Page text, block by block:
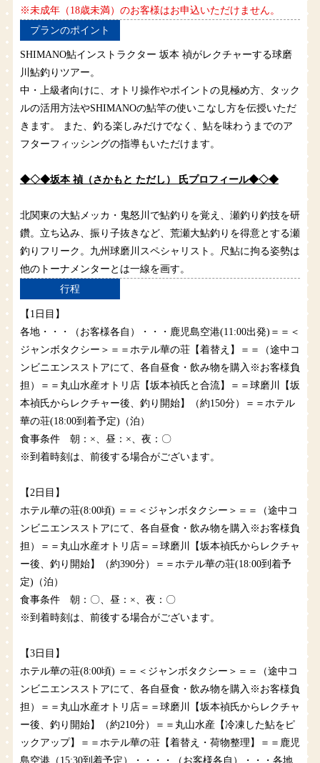
※未成年（18歳未満）のお客様はお申込いただけません。
プランのポイント
SHIMANO鮎インストラクター 坂本 禎がレクチャーする球磨
川鮎釣りツアー。
中・上級者向けに、オトリ操作やポイントの見極め方、タック
ルの活用方法やSHIMANOの鮎竿の使いこなし方を伝授いただ
きます。 また、釣る楽しみだけでなく、鮎を味わうまでのア
フターフィッシングの指導もいただけます。
◆◇◆坂本 禎（さかもと ただし） 氏プロフィール◆◇◆
北関東の大鮎メッカ・鬼怒川で鮎釣りを覚え、瀬釣り釣技を研
鑽。立ち込み、振り子抜きなど、荒瀬大鮎釣りを得意とする瀬
釣りフリーク。九州球磨川スペシャリスト。尺鮎に拘る姿勢は
他のトーナメンターとは一線を画す。
行程
【1日目】
各地・・・（お客様各自）・・・鹿児島空港(11:00出発)＝＝＜
ジャンボタクシー＞＝＝ホテル華の荘【着替え】＝＝（途中コ
ンビニエンスストアにて、各自昼食・飲み物を購入※お客様負
担）＝＝丸山水産オトリ店【坂本禎氏と合流】＝＝球磨川【坂
本禎氏からレクチャー後、釣り開始】（約150分）＝＝ホテル
華の荘(18:00到着予定)（泊）
食事条件 朝：×、昼：×、夜：〇
※到着時刻は、前後する場合がございます。
【2日目】
ホテル華の荘(8:00頃) ＝＝＜ジャンボタクシー＞＝＝（途中コ
ンビニエンスストアにて、各自昼食・飲み物を購入※お客様負
担）＝＝丸山水産オトリ店＝＝球磨川【坂本禎氏からレクチャ
ー後、釣り開始】（約390分）＝＝ホテル華の荘(18:00到着予
定)（泊）
食事条件 朝：〇、昼：×、夜：〇
※到着時刻は、前後する場合がございます。
【3日目】
ホテル華の荘(8:00頃) ＝＝＜ジャンボタクシー＞＝＝（途中コ
ンビニエンスストアにて、各自昼食・飲み物を購入※お客様負
担）＝＝丸山水産オトリ店＝＝球磨川【坂本禎氏からレクチャ
ー後、釣り開始】（約210分）＝＝丸山水産【冷凍した鮎をピ
ックアップ】＝＝ホテル華の荘【着替え・荷物整理】＝＝鹿児
島空港（15:30到着予定）・・・・（お客様各自）・・・各地